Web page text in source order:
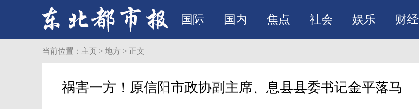
国际 国内 焦点 社会 娱乐 财经
当前位置： 主页 > 地方 > 正文
祸害一方！原信阳市政协副主席、息县县委书记金平落马